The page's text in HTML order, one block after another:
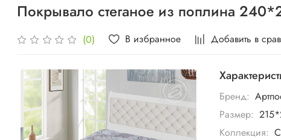
Покрывало стеганое из поплина
(0) В избранное Добавить в
Бренд:
Размер:
Коллекция: